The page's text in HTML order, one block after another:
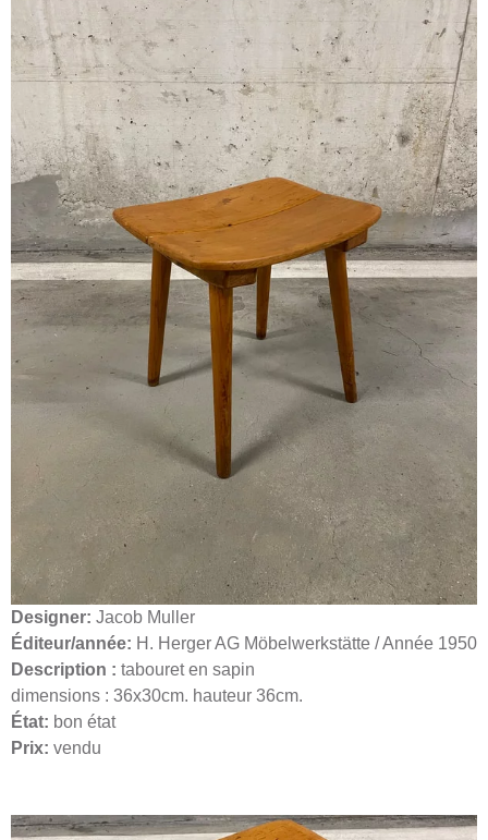
Designer: Jacob Muller
Éditeur/année: H. Herger AG Möbelwerkstätte / Année 1950
Description : tabouret en sapin
dimensions : 36x30cm. hauteur 36cm.
État: bon état
Prix: vendu